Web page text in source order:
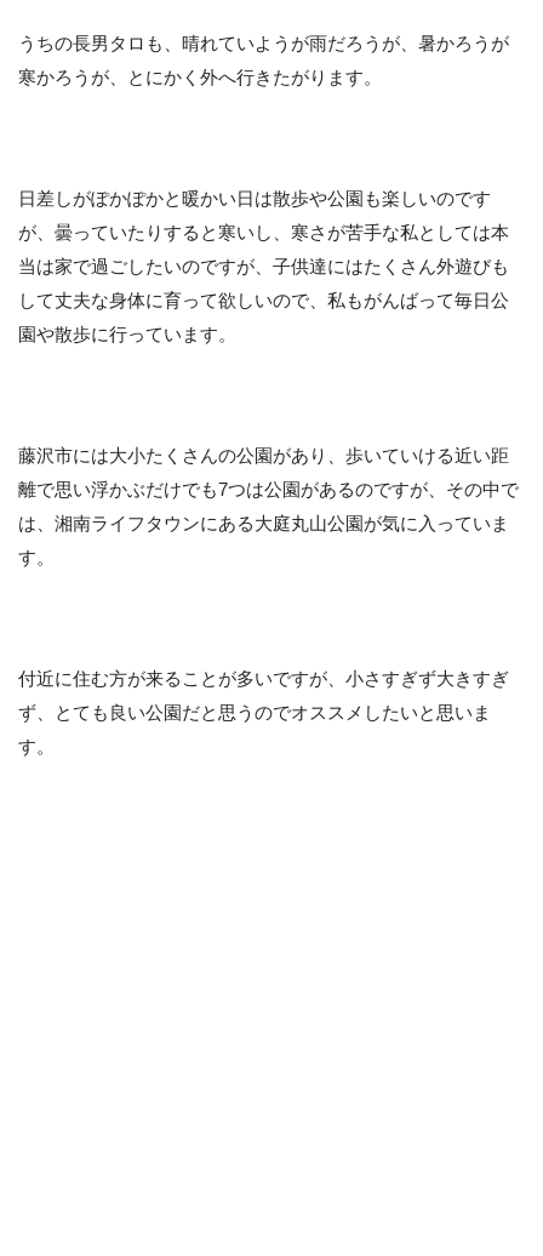
うちの長男タロも、晴れていようが雨だろうが、暑かろうが
寒かろうが、とにかく外へ行きたがります。
日差しがぽかぽかと暖かい日は散歩や公園も楽しいのです
が、曇っていたりすると寒いし、寒さが苦手な私としては本
当は家で過ごしたいのですが、子供達にはたくさん外遊びも
して丈夫な身体に育って欲しいので、私もがんばって毎日公
園や散歩に行っています。
藤沢市には大小たくさんの公園があり、歩いていける近い距
離で思い浮かぶだけでも7つは公園があるのですが、その中で
は、湘南ライフタウンにある大庭丸山公園が気に入っていま
す。
付近に住む方が来ることが多いですが、小さすぎず大きすぎ
ず、とても良い公園だと思うのでオススメしたいと思いま
す。